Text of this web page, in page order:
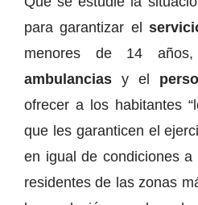
para garantizar el
menores de 14
ambulancias y el
ofrecer a los habitantes
que les garanticen el
en igual de condiciones
residentes de las zonas